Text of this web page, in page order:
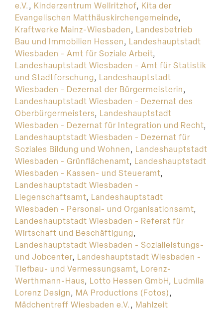
e.V., Kinderzentrum Wellritzhof, Kita der
Evangelischen Matthäuskirchengemeinde,
Kraftwerke Mainz-Wiesbaden, Landesbetrieb
Bau und Immobilien Hessen, Landeshauptstadt
Wiesbaden - Amt für Soziale Arbeit,
Landeshauptstadt Wiesbaden - Amt für Statistik
und Stadtforschung, Landeshauptstadt
Wiesbaden - Dezernat der Bürgermeisterin,
Landeshauptstadt Wiesbaden - Dezernat des
Oberbürgermeisters, Landeshauptstadt
Wiesbaden - Dezernat für Integration und Recht,
Landeshauptstadt Wiesbaden - Dezernat für
Soziales Bildung und Wohnen, Landeshauptstadt
Wiesbaden - Grünflächenamt, Landeshauptstadt
Wiesbaden - Kassen- und Steueramt,
Landeshauptstadt Wiesbaden -
Liegenschaftsamt, Landeshauptstadt
Wiesbaden - Personal- und Organisationsamt,
Landeshauptstadt Wiesbaden - Referat für
Wirtschaft und Beschäftigung,
Landeshauptstadt Wiesbaden - Sozialleistungs-
und Jobcenter, Landeshauptstadt Wiesbaden -
Tiefbau- und Vermessungsamt, Lorenz-
Werthmann-Haus, Lotto Hessen GmbH, Ludmila
Lorenz Design, MA Productions (Fotos),
Mädchentreff Wiesbaden e.V., Mahlzeit